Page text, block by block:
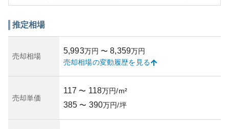
潔感があり、時代に左右されないデザインとなっていま
かし、築年数が経過するにつれ市場価値が変動することも
考慮する必要があります。所有リスクとしては、古い建物
特有の維持管理費の増加やリノベーション費用の増しが挙
合、リスクは抑えられるでしょう。
推定相場
売却相場
5,993万円 〜 8,359万円
売却相場の変動履歴を見る
売却単価
117 〜 118万円/m²
385 〜 390万円/坪